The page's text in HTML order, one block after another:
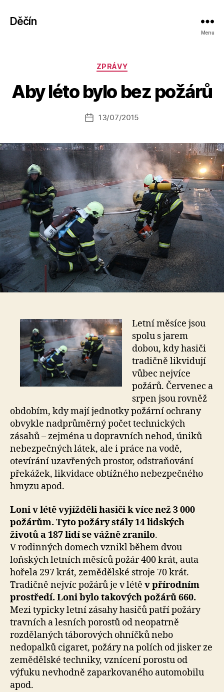
Děčín
Menu
Rubriky
ZPRÁVY
Aby léto bylo bez požárů
Autor
příspěvku
o
a
Datum
13/07/2015
Letní měsíce jsou
spolu s jarem
dobou, kdy hasiči
tradičně likvidují
vůbec nejvíce
požárů. Červenec a
srpen jsou rovněž
obdobím, kdy mají jednotky požární ochrany
obvykle nadprůměrný počet technických
zásahů – zejména u dopravních nehod, úniků
nebezpečných látek, ale i práce na vodě,
otevírání uzavřených prostor, odstraňování
překážek, likvidace obtížného nebezpečného
hmyzu apod.
Loni v létě vyjížděli hasiči k více než 3 000
požárům. Tyto požáry stály 14 lidských
životů a 187 lidí se vážně zranilo.
V rodinných domech vznikl během dvou
loňských letních měsíců požár 400 krát, auta
hořela 297 krát, zemědělské stroje 70 krát.
Tradičně nejvíc požárů je v létě v přírodním
prostředí. Loni bylo takových požárů 660.
Mezi typicky letní zásahy hasičů patří požáry
travních a lesních porostů od neopatrně
rozdělaných táborových ohníčků nebo
nedopalků cigaret, požáry na polích od jisker ze
zemědělské techniky, vznícení porostu od
výfuku nevhodně zaparkovaného automobilu
apod.